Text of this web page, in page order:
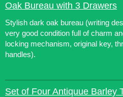
Oak Bureau with 3 Drawers
Stylish dark oak bureau (writing
very good condition full of charm
locking mechanism, original key,
handles).
Set of Four Antiquue Barley